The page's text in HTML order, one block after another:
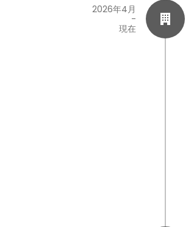
2026年4月
-
現在